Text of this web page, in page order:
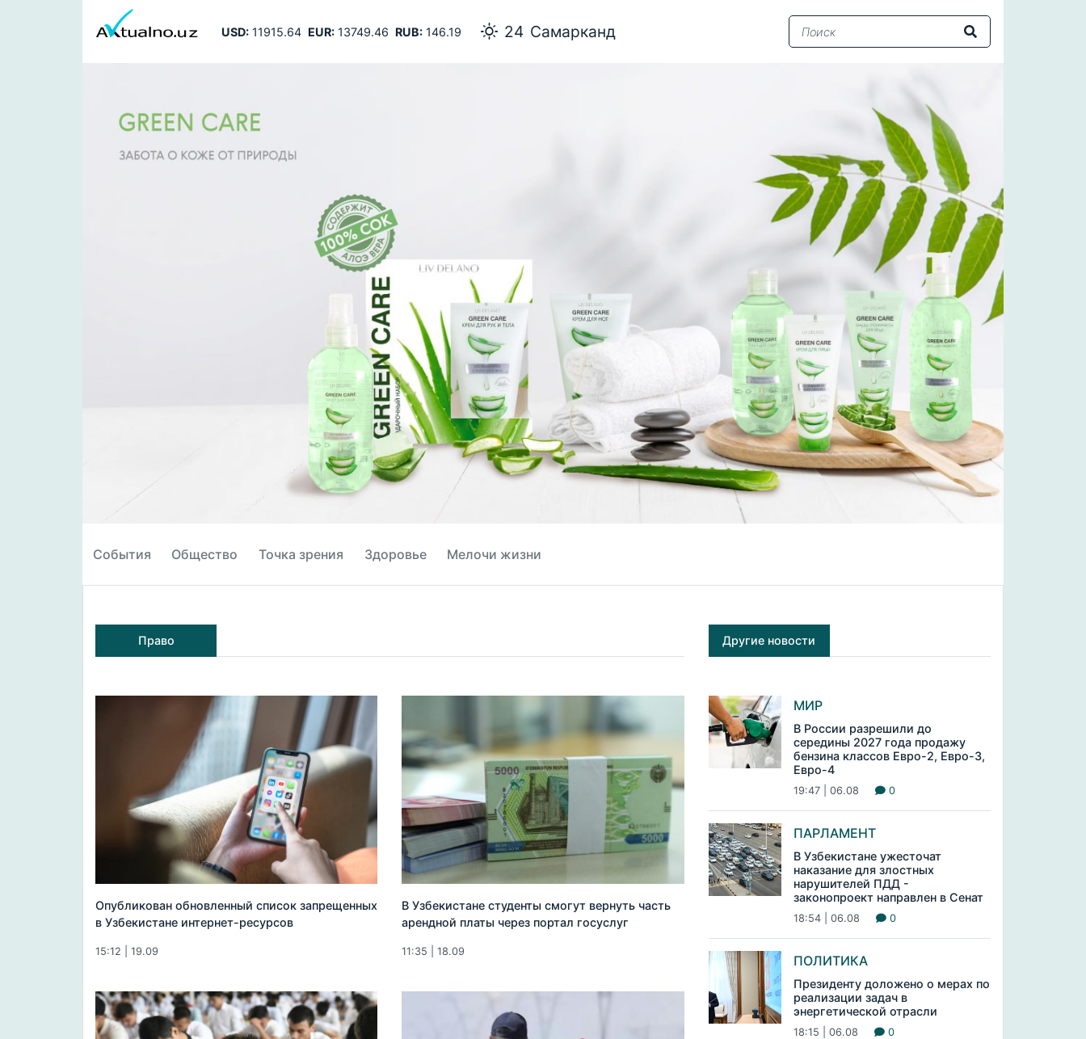
USD:11915.64 EUR:13749.46 RUB:146.19 24 Самарканд
События Общество Точка зрения Здоровье Мелочи жизни
Право
Опубликован обновленный список запрещенных
в Узбекистане интернет-ресурсов
15:12 | 19.09
В Узбекистане студенты смогут вернуть часть
арендной платы через портал госуслуг
11:35 | 18.09
Другие новости
МИР
В России разрешили до
середины 2027 года продажу
бензина классов Евро-2, Евро-3,
Евро-4
19:47 | 06.08 0
ПАРЛАМЕНТ
В Узбекистане ужесточат
наказание для злостных
нарушителей ПДД -
законопроект направлен в Сенат
18:54 | 06.08 0
ПОЛИТИКА
Президенту доложено о мерах по
реализации задач в
энергетической отрасли
18:15 | 06.08 0